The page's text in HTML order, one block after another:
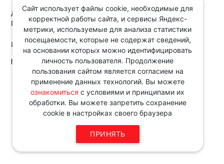
Документ:
Постановление Правительства РФ от 05.07.2025 N 1015
Источник:
http://www.consultant.ru/
Сайт использует файлы cookie, необходимые для
корректной работы сайта, и сервисы Яндекс-
метрики, используемые для анализа статистики
посещаемости, которые не содержат сведений,
на основании которых можно идентифицировать
личность пользователя. Продолжение
пользования сайтом является согласием на
применение данных технологий. Вы можете
ознакомиться с условиями и принципами их
обработки. Вы можете запретить сохранение
cookie в настройках своего браузера
ПРИНЯТЬ
Звоните по телефону в рабочие
дни с 9:00 до 18:00
8 343 287 51 45